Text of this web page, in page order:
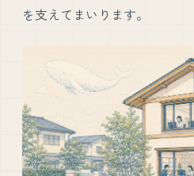
を支えてまいります。